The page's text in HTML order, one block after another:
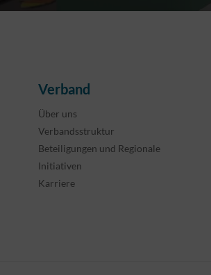
Verband
Über uns
Verbandsstruktur
Beteiligungen und Regionale
Initiativen
Karriere